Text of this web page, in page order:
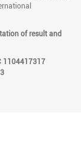
of result and
1104417317